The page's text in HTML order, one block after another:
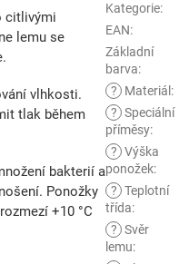
citlivými
lemu se
vlhkosti.
tlak během
bakterií a
Ponožky
+10 °C
Kategorie:
EAN:
Základní
barva:
? Materiál :
? Speciální
příměsy:
? Výška
ponožek:
? Teplotní
třída:
? Svěr
lemu: